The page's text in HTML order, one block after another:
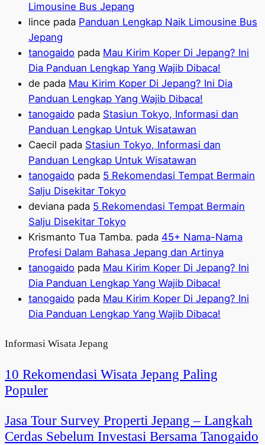
Limousine Bus Jepang
lince pada Panduan Lengkap Naik Limousine Bus
Jepang
tanogaido pada Mau Kirim Koper Di Jepang? Ini
Dia Panduan Lengkap Yang Wajib Dibaca!
de pada Mau Kirim Koper Di Jepang? Ini Dia
Panduan Lengkap Yang Wajib Dibaca!
tanogaido pada Stasiun Tokyo, Informasi dan
Panduan Lengkap Untuk Wisatawan
Caecil pada Stasiun Tokyo, Informasi dan
Panduan Lengkap Untuk Wisatawan
tanogaido pada 5 Rekomendasi Tempat Bermain
Salju Disekitar Tokyo
deviana pada 5 Rekomendasi Tempat Bermain
Salju Disekitar Tokyo
Krismanto Tua Tamba. pada 45+ Nama-Nama
Profesi Dalam Bahasa Jepang dan Artinya
tanogaido pada Mau Kirim Koper Di Jepang? Ini
Dia Panduan Lengkap Yang Wajib Dibaca!
tanogaido pada Mau Kirim Koper Di Jepang? Ini
Dia Panduan Lengkap Yang Wajib Dibaca!
Informasi Wisata Jepang
10 Rekomendasi Wisata Jepang Paling
Populer
Jasa Tour Survey Properti Jepang – Langkah
Cerdas Sebelum Investasi Bersama Tanogaido